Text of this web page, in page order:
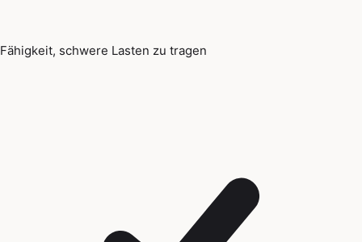
Fähigkeit, schwere Lasten zu tragen